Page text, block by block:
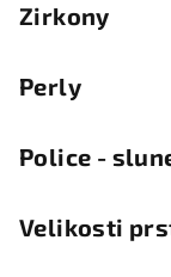
Zirkony
Perly
Police -
Velikosti